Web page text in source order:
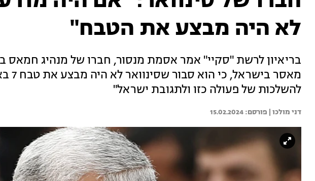
לא היה מבצע את הטבח"
בריאיון לרשת "סקיי" אמר אסמת מנסור, חברו של מנהיג חמאס
להשלכות של פעולה כזו ולתגובת ישראל"
דני מולכו | 15.02.2024